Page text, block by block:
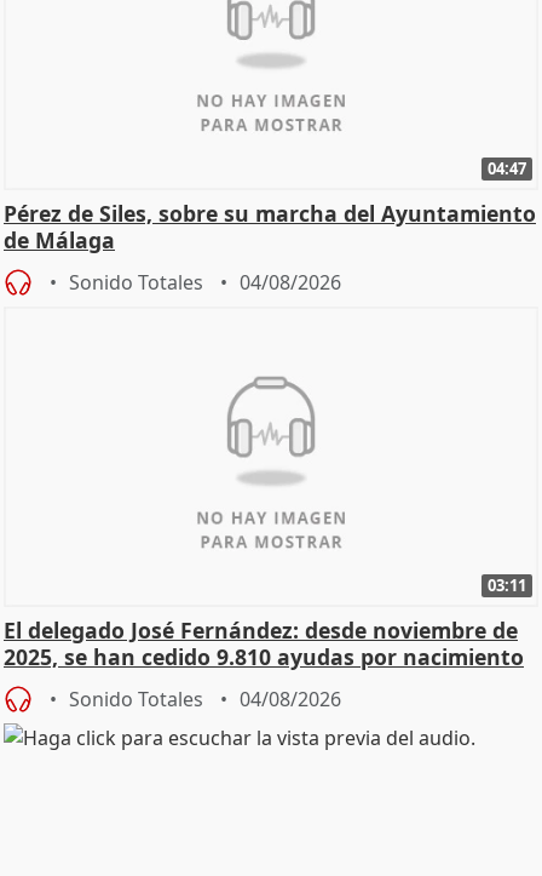
04:47
Pérez de Siles, sobre su marcha del Ayuntamiento
de Málaga
Sonido Totales 04/08/2026
03:11
El delegado José Fernández: desde noviembre de
2025, se han cedido 9.810 ayudas por nacimiento
Sonido Totales 04/08/2026